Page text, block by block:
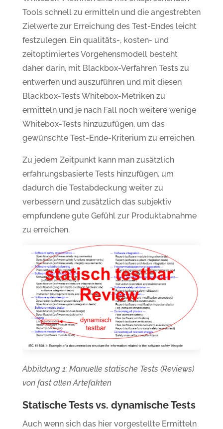
Tools schnell zu ermitteln und die angestrebten
Zielwerte zur Erreichung des Test-Endes leicht
festzulegen. Ein qualitäts-, kosten- und
zeitoptimiertes Vorgehensmodell besteht
daher darin, mit Blackbox-Verfahren Tests zu
entwerfen und auszuführen und mit diesen
Blackbox-Tests Whitebox-Metriken zu
ermitteln und je nach Fall noch weitere wenige
Whitebox-Tests hinzuzufügen, um das
gewünschte Test-Ende-Kriterium zu erreichen.
Zu jedem Zeitpunkt kann man zusätzlich
erfahrungsbasierte Tests hinzufügen, um
dadurch die Testabdeckung weiter zu
verbessern und zusätzlich das subjektiv
empfundene gute Gefühl zur Produktabnahme
zu erreichen.
Abbildung 1: Manuelle statische Tests (Reviews)
von fast allen Artefakten
Statische Tests vs. dynamische Tests
Auch wenn sich das hier vorgestellte Ermitteln